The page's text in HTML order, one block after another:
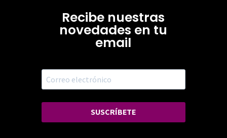
Recibe nuestras
novedades en tu
email
SUSCRÍBETE